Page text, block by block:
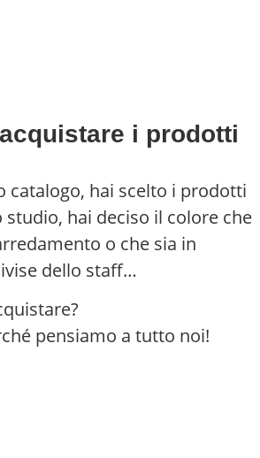
i prodotti
catalogo, hai scelto i prodotti
hai deciso il colore che
o che sia in
dello staff…
pensiamo a tutto noi!